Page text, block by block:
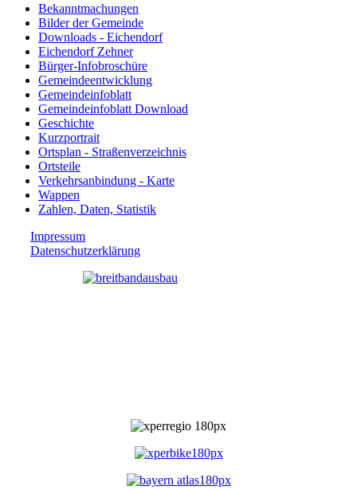
Bekanntmachungen
Bilder der Gemeinde
Downloads - Eichendorf
Eichendorf Zehner
Bürger-Infobroschüre
Gemeindeentwicklung
Gemeindeinfoblatt
Gemeindeinfoblatt Download
Geschichte
Kurzportrait
Ortsplan - Straßenverzeichnis
Ortsteile
Verkehrsanbindung - Karte
Wappen
Zahlen, Daten, Statistik
Impressum
Datenschutzerklärung